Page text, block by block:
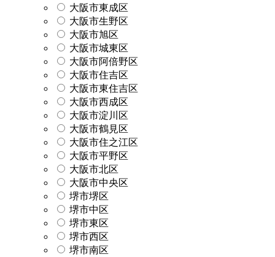
大阪市東成区
大阪市生野区
大阪市旭区
大阪市城東区
大阪市阿倍野区
大阪市住吉区
大阪市東住吉区
大阪市西成区
大阪市淀川区
大阪市鶴見区
大阪市住之江区
大阪市平野区
大阪市北区
大阪市中央区
堺市堺区
堺市中区
堺市東区
堺市西区
堺市南区